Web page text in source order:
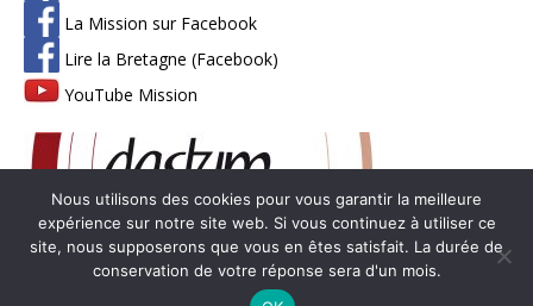
La Mission sur Facebook
Lire la Bretagne (Facebook)
YouTube Mission
Copyright © 2026 | Thème WordPress par
Nous utilisons des cookies pour vous garantir la meilleure
expérience sur notre site web. Si vous continuez à utiliser ce
site, nous supposerons que vous en êtes satisfait. La durée de
conservation de votre réponse sera d'un mois.